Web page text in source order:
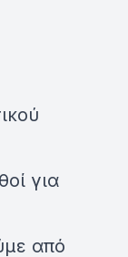
για
από